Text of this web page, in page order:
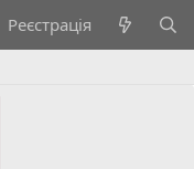
Реєстрація